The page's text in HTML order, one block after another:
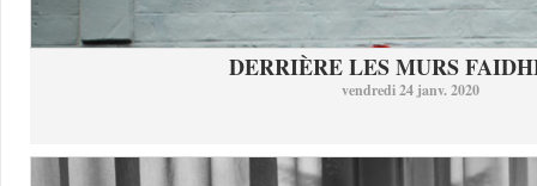
DERRIÈRE LES MURS
vendredi 24 janv. 2020